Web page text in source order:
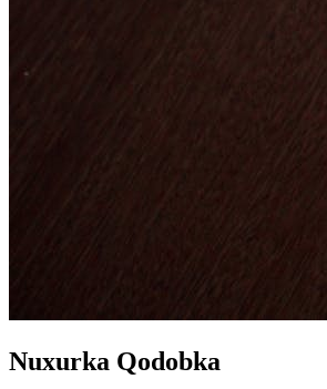
Nuxurka Qodobka